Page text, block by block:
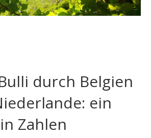
durch Belgien
ein
Zahlen